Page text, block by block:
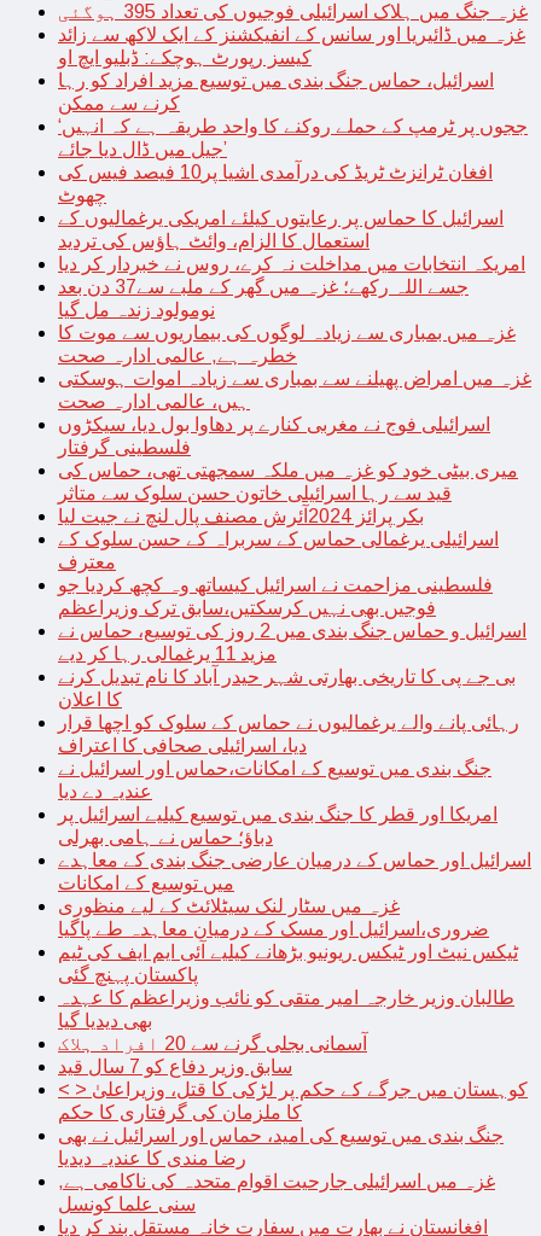
غزہ جنگ میں ہلاک اسرائیلی فوجیوں کی تعداد 395 ہوگئی
غزہ میں ڈائیریا اور سانس کے انفیکشنز کے ایک لاکھ سے زائد
کیسز رپورٹ ہوچکے: ڈبلیو ایچ او
اسرائیل، حماس جنگ بندی میں توسیع مزید افراد کو رہا
کرنے سے ممکن
‘ججوں پر ٹرمپ کے حملے روکنے کا واحد طریقہ ہے کہ انہیں
جیل میں ڈال دیا جائے’
افغان ٹرانزٹ ٹریڈ کی درآمدی اشیا پر10 فیصد فیس کی
چھوٹ
اسرائیل کا حماس پر رعایتوں کیلئے امریکی یرغمالیوں کے
استعمال کا الزام، وائٹ ہاؤس کی تردید
امریکہ انتخابات میں مداخلت نہ کرے، روس نے خبردار کر دیا
جسے اللہ رکھے؛ غزہ میں گھر کے ملبے سے37 دن بعد
نومولود زندہ مل گیا
غزہ میں بمباری سے زیادہ لوگوں کی بیماریوں سے موت کا
خطرہ ہے, عالمی ادارہ صحت
غزہ میں امراض پھیلنے سے بمباری سے زیادہ اموات ہوسکتی
ہیں، عالمی ادارہ صحت
اسرائیلی فوج نے مغربی کنارے پر دھاوا بول دیا، سیکڑوں
فلسطینی گرفتار
میری بیٹی خود کو غزہ میں ملکہ سمجھتی تھی، حماس کی
قید سے رہا اسرائیلی خاتون حسن سلوک سے متاثر
بکر پرائز 2024آئرش مصنف پال لنچ نے جیت لیا
اسرائیلی یرغمالی حماس کے سربراہ کے حسن سلوک کے
معترف
فلسطینی مزاحمت نے اسرائیل کیساتھ وہ کچھ کردیا جو
فوجیں بھی نہیں کرسکتیں،سابق ترک وزیراعظم
اسرائیل و حماس جنگ بندی میں 2 روز کی توسیع، حماس نے
مزید 11 یرغمالی رہا کر دیے
بی جے پی کا تاریخی بھارتی شہر حیدر آباد کا نام تبدیل کرنے
کا اعلان
رہائی پانے والے یرغمالیوں نے حماس کے سلوک کو اچھا قرار
دیا، اسرائیلی صحافی کا اعتراف
جنگ بندی میں توسیع کے امکانات،حماس اور اسرائیل نے
عندیہ دے دیا
امریکا اور قطر کا جنگ بندی میں توسیع کیلیے اسرائیل پر
دباؤ؛ حماس نے ہامی بھرلی
اسرائیل اور حماس کے درمیان عارضی جنگ بندی کے معاہدے
میں توسیع کے امکانات
غزہ میں سٹار لنک سیٹلائٹ کے لیے منظوری
ضروری،اسرائیل اور مسک کے درمیان معاہدہ طے پاگیا
ٹیکس نیٹ اور ٹیکس ریونیو بڑھانے کیلیے آئی ایم ایف کی ٹیم
پاکستان پہنچ گئی
طالبان وزیر خارجہ امیر متقی کو نائب وزیراعظم کا عہدہ
بھی دیدیا گیا
آسمانی بجلی گرنے سے 20 افراد ہلاک
سابق وزیر دفاع کو 7 سال قید
< > کوہستان میں جرگے کے حکم پر لڑکی کا قتل، وزیراعلیٰ
کا ملزمان کی گرفتاری کا حکم
جنگ بندی میں توسیع کی امید، حماس اور اسرائیل نے بھی
رضا مندی کا عندیہ دیدیا
غزہ میں اسرائیلی جارحیت اقوام متحدہ کی ناکامی ہے,
سنی علما کونسل
افغانستان نے بھارت میں سفارت خانہ مستقل بند کر دیا